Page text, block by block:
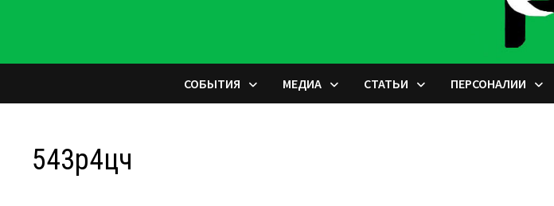
СОБЫТИЯ МЕДИА СТАТЬИ ПЕРСОНАЛИИ
543р4цч